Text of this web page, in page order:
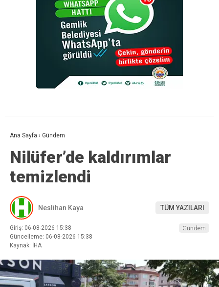
Ana Sayfa › Gündem
Nilüfer’de kaldırımlar
temizlendi
Neslihan Kaya TÜM YAZILARI
Giriş: 06-08-2026 15:38
Güncelleme: 06-08-2026 15:38
Kaynak: İHA
Gündem